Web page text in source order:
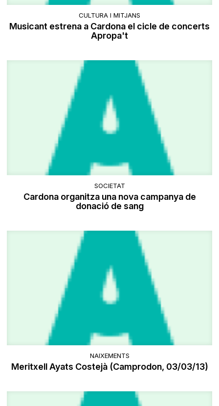
CULTURA I MITJANS
Musicant estrena a Cardona el cicle de concerts
Apropa't
SOCIETAT
Cardona organitza una nova campanya de
donació de sang
NAIXEMENTS
Meritxell Ayats Costejà (Camprodon, 03/03/13)